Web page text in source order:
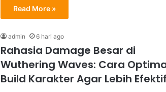
Read More »
admin 6 hari ago
Rahasia Damage Besar di
Wuthering Waves: Cara
Build Karakter Agar Lebih Efektif